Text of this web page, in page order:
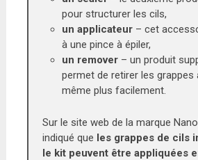
pour structurer les cils,
un applicateur – cet
à une pince à épiler,
un remover – un produit
permet de retirer les grappes
même plus facilement.
Sur le site web de la marque
indiqué que les grappes de cils
le kit peuvent être appliquées